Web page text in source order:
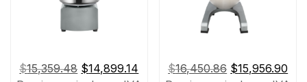
$15,359.48 El
$14,899.14 $16,450.86 El
$15,956.90